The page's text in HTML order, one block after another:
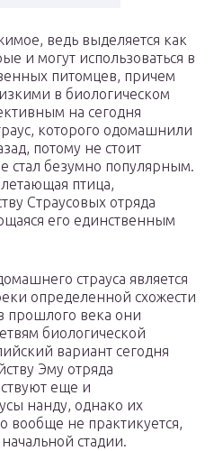
ведь выделяется как
и могут использоваться в
питомцев, причем
в биологическом
на сегодня
которого одомашнили
потому не стоит
стал безумно популярным.
птица,
Страусовых отряда
его единственным
страуса является
определенной схожести
прошлого века они
биологической
вариант сегодня
Эму отряда
еще и
нанду, однако их
вообще не практикуется,
стадии.